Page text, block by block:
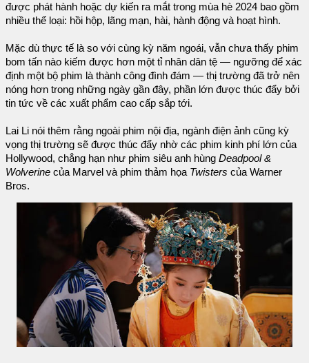
được phát hành hoặc dự kiến ​​ra mắt trong mùa hè 2024 bao gồm
nhiều thể loại: hồi hộp, lãng mạn, hài, hành động và hoạt hình.
Mặc dù thực tế là so với cùng kỳ năm ngoái, vẫn chưa thấy phim
bom tấn nào kiếm được hơn một tỉ nhân dân tệ — ngưỡng để xác
định một bộ phim là thành công đình đám — thị trường đã trở nên
nóng hơn trong những ngày gần đây, phần lớn được thúc đẩy bởi
tin tức về các xuất phẩm cao cấp sắp tới.
Lai Li nói thêm rằng ngoài phim nội địa, ngành điện ảnh cũng kỳ
vọng thị trường sẽ được thúc đẩy nhờ các phim kinh phí lớn của
Hollywood, chẳng hạn như phim siêu anh hùng Deadpool &
Wolverine của Marvel và phim thảm họa Twisters của Warner
Bros.